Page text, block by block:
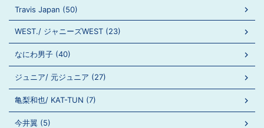
Travis Japan (50)
WEST./ ジャニーズWEST (23)
なにわ男子 (40)
ジュニア/ 元ジュニア (27)
亀梨和也/ KAT-TUN (7)
今井翼 (5)